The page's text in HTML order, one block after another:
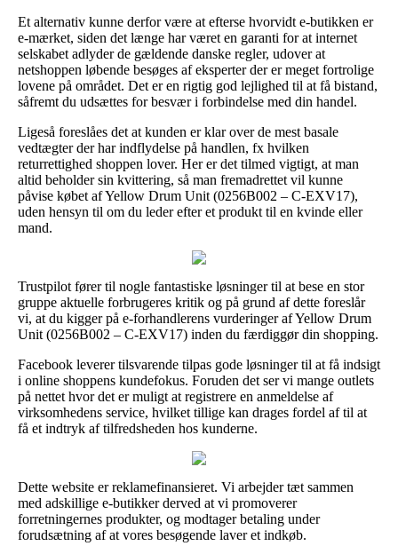
Et alternativ kunne derfor være at efterse hvorvidt e-butikken er
e-mærket, siden det længe har været en garanti for at internet
selskabet adlyder de gældende danske regler, udover at
netshoppen løbende besøges af eksperter der er meget fortrolige
lovene på området. Det er en rigtig god lejlighed til at få bistand,
såfremt du udsættes for besvær i forbindelse med din handel.
Ligeså foreslåes det at kunden er klar over de mest basale
vedtægter der har indflydelse på handlen, fx hvilken
returrettighed shoppen lover. Her er det tilmed vigtigt, at man
altid beholder sin kvittering, så man fremadrettet vil kunne
påvise købet af Yellow Drum Unit (0256B002 – C-EXV17),
uden hensyn til om du leder efter et produkt til en kvinde eller
mand.
Trustpilot fører til nogle fantastiske løsninger til at bese en stor
gruppe aktuelle forbrugeres kritik og på grund af dette foreslår
vi, at du kigger på e-forhandlerens vurderinger af Yellow Drum
Unit (0256B002 – C-EXV17) inden du færdiggør din shopping.
Facebook leverer tilsvarende tilpas gode løsninger til at få indsigt
i online shoppens kundefokus. Foruden det ser vi mange outlets
på nettet hvor det er muligt at registrere en anmeldelse af
virksomhedens service, hvilket tillige kan drages fordel af til at
få et indtryk af tilfredsheden hos kunderne.
Dette website er reklamefinansieret. Vi arbejder tæt sammen
med adskillige e-butikker derved at vi promoverer
forretningernes produkter, og modtager betaling under
forudsætning af at vores besøgende laver et indkøb.